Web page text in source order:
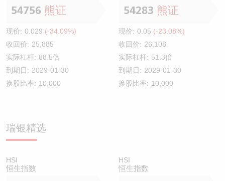
54756 熊证
现价: 0.029 (-34.09%)
收回价: 25,885
实际杠杆: 88.5倍
到期日: 2029-01-30
换股比率: 10,000
54283 熊证
现价: 0.05 (-23.08%)
收回价: 26,108
实际杠杆: 51.3倍
到期日: 2029-01-30
换股比率: 10,000
瑞银精选
HSI
恒生指数
HSI
恒生指数